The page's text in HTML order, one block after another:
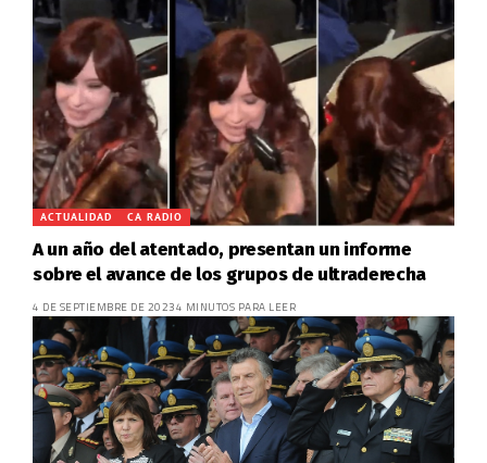
ACTUALIDAD CA RADIO
A un año del atentado, presentan un informe
sobre el avance de los grupos de ultraderecha
4 DE SEPTIEMBRE DE 20234 MINUTOS PARA LEER